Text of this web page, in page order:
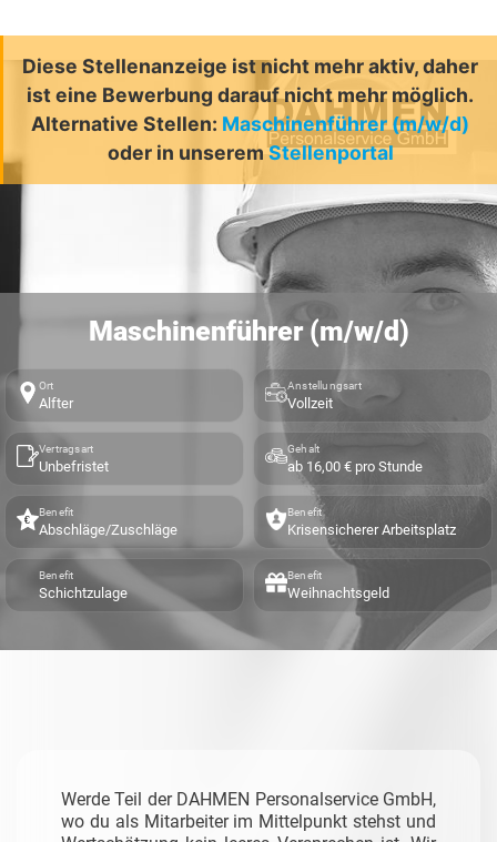
Diese Stellenanzeige ist nicht mehr aktiv, daher
ist eine Bewerbung darauf nicht mehr möglich.
Alternative Stellen: Maschinenführer (m/w/d)
oder in unseremStellenportal
Maschinenführer (m/w/d)
Ort
Alfter
Anstellungsart
Vollzeit
Vertragsart
Unbefristet
Gehalt
ab 16,00 € pro Stunde
Benefit
Abschläge/Zuschläge
Benefit
Krisensicherer Arbeitsplatz
Benefit
Schichtzulage
Benefit
Weihnachtsgeld
Werde Teil der DAHMEN Personalservice GmbH,
wo du als Mitarbeiter im Mittelpunkt stehst und